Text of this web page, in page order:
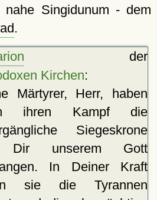
nahe Singidunum - dem
.
der
Kirchen:
Märtyrer, Herr, haben
ihren Kampf die
Siegeskrone
Dir unserem Gott
In Deiner Kraft
sie die Tyrannen